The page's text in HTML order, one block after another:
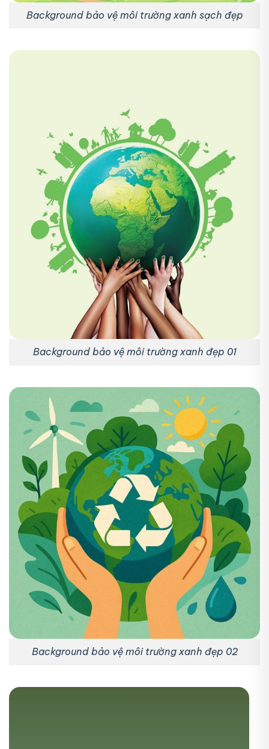
Background bảo vệ môi trường xanh sạch đẹp
Background bảo vệ môi trường xanh đẹp 01
Background bảo vệ môi trường xanh đẹp 02